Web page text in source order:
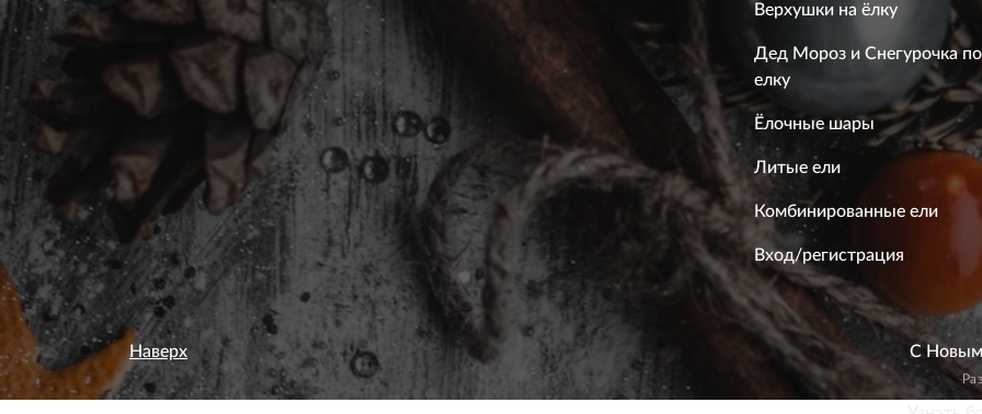
Верхушки на ёлку
Дед Мороз и Снегурочка
елку
Ёлочные шары
Литые ели
Комбинированные ели
Вход/регистрация
Наверх С Новым